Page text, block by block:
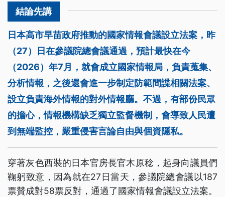
日本高市早苗政府推動的國家情報會議設立法案，昨
（27）日在參議院總會議通過，預計最快在今
（2026）年7月，就會成立國家情報局，負責蒐集、
分析情報，之後還會進一步制定防範間諜相關法案、
設立負責海外情報的對外情報廳。不過，有部份民眾
的擔心，情報機構缺乏獨立監督機制，會導致人民遭
到無端監控，嚴重侵害言論自由與個資隱私。
穿著灰色西裝的日本官房長官木原稔，起身向議員們
鞠躬致意，因為就在27日當天，參議院總會議以187
票贊成對58票反對，通過了國家情報會議設立法案。